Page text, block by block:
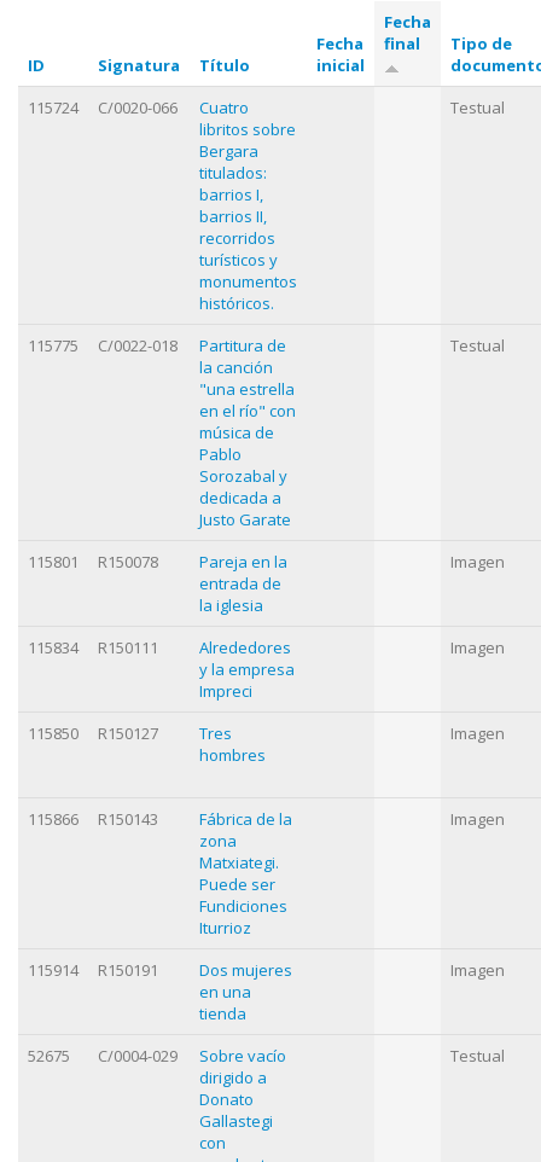
ID Signatura Título
Fecha
inicial
Fecha
final
Tipo de
115724
C/0020-066
Cuatro
libritos sobre
Bergara
titulados:
barrios I,
barrios II,
recorridos
turísticos y
monumentos
históricos.
Testual
115775 C/0022-018
Partitura de
la canción
"una estrella
en el río" con
música de
Pablo
Sorozabal y
dedicada a
Justo Garate
Testual
115801 R150078
Pareja en la
entrada de
la iglesia
Imagen
115834 R150111
Alrededores
y la empresa
Impreci
Imagen
115850 R150127
Tres
hombres
Imagen
115866 R150143
Fábrica de la
zona
Matxiategi.
Puede ser
Fundiciones
Iturrioz
Imagen
115914 R150191
Dos mujeres
en una
tienda
Imagen
52675 C/0004-029
Sobre vacío
dirigido a
Donato
Gallastegi
con
Testual